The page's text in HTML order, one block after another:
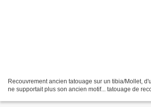
Recouvrement ancien tatouage sur un tibia/Mollet,
ne supportait plus son ancien motif... tatouage de